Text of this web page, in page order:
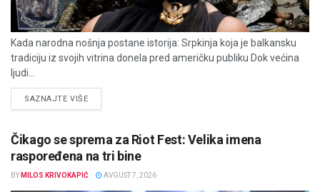
Kada narodna nošnja postane istorija: Srpkinja koja je balkansku
tradiciju iz svojih vitrina donela pred američku publiku Dok većina
ljudi...
SAZNAJTE VIŠEDETAILS
Čikago se sprema za Riot Fest: Velika imena
raspoređena na tri bine
BY MILOS KRIVOKAPIĆ AVGUST 7, 2026